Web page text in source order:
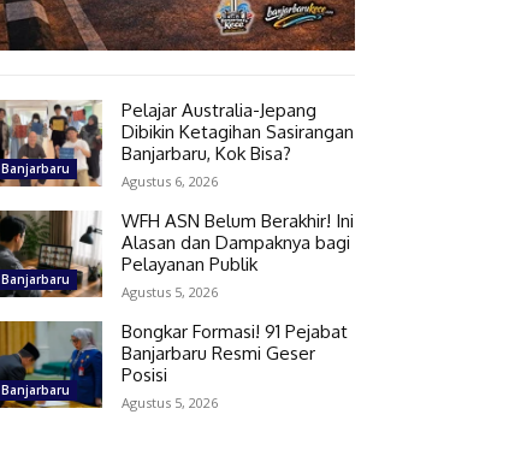
Banjarbaru
Pelajar Australia-Jepang
Dibikin Ketagihan Sasirangan
Banjarbaru, Kok Bisa?
Agustus 6, 2026
Banjarbaru
WFH ASN Belum Berakhir! Ini
Alasan dan Dampaknya bagi
Pelayanan Publik
Agustus 5, 2026
Banjarbaru
Bongkar Formasi! 91 Pejabat
Banjarbaru Resmi Geser
Posisi
Agustus 5, 2026